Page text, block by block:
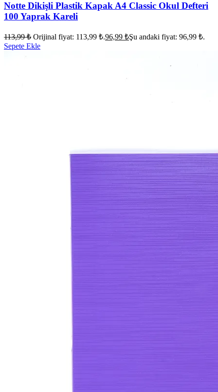
Notte Dikişli Plastik Kapak A4 Classic Okul Defteri
100 Yaprak Kareli
113,99₺ Orijinal fiyat: 113,99 ₺.96,99 ₺Şu andaki fiyat: 96,99 ₺.
Sepete Ekle